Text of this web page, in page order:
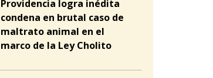
Providencia logra inédita
condena en brutal caso de
maltrato animal en el
marco de la Ley Cholito